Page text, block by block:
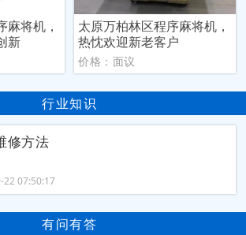
麻将机，
新
太原万柏林区程序麻将机，
热忱欢迎新老客户
价格：面议
行业知识
修方法
07:50:17
有问有答